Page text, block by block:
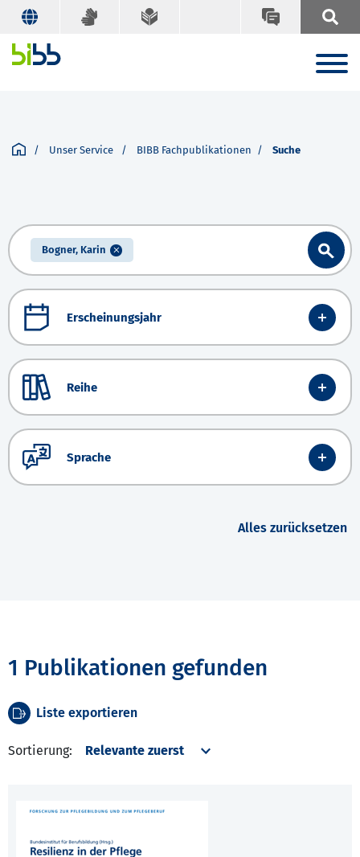
Unser Service BIBB Fachpublikationen Suche
Bogner, Karin
Erscheinungsjahr
Reihe
Sprache
Alles zurücksetzen
1 Publikationen gefunden
Liste exportieren
Sortierung: